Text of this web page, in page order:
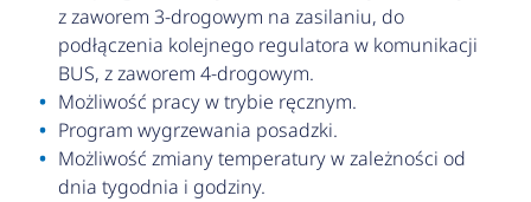
z zaworem 3-drogowym na zasilaniu, do
podłączenia kolejnego regulatora w komunikacji
BUS, z zaworem 4-drogowym.
Możliwość pracy w trybie ręcznym.
Program wygrzewania posadzki.
Możliwość zmiany temperatury w zależności od
dnia tygodnia i godziny.